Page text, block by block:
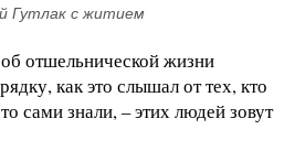
Гутлак с житием
отшельнической жизни
как это слышал от тех, кто
сами знали, – этих людей зовут